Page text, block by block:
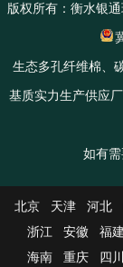
版权所有：衡水银
生态多孔纤维棉、
基质实力生产供应
如有
北京 天津 河北
浙江
安徽 福建
海南
重庆 四川